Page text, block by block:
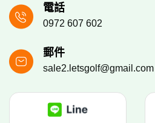
電話
0972 607 602
郵件
sale2.letsgolf@gmail.com